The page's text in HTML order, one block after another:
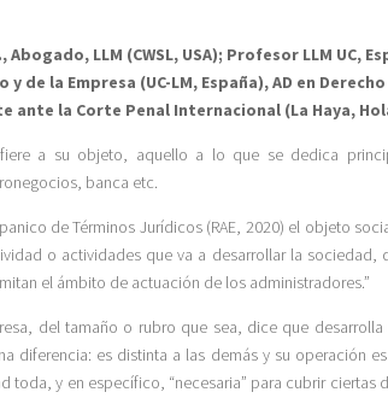
LLM (CWSL, USA); Profesor LLM UC,
y de la Empresa (UC-LM, España), AD en
ante la Corte Penal Internacional (La Haya,
a su objeto, aquello a lo que se dedica
banca etc.
de Términos Jurídicos (RAE, 2020) el objeto
o actividades que va a desarrollar la sociedad,
el ámbito de actuación de los administradores.”
del tamaño o rubro que sea, dice que desarrolla
diferencia: es distinta a las demás y su operación
toda, y en específico, “necesaria” para cubrir ciertas